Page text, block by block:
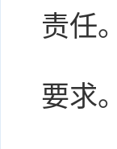
责任
要求。